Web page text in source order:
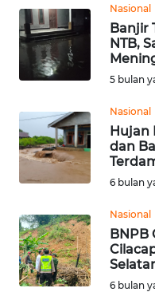
Nasional
Banjir
NTB,
5 bulan
Nasional
Hujan
dan
6 bulan
Nasional
BNPB
6 bulan
Wahana
News
Regional
WN
WN
JAKARTA
JABAR
WN
BANTEN